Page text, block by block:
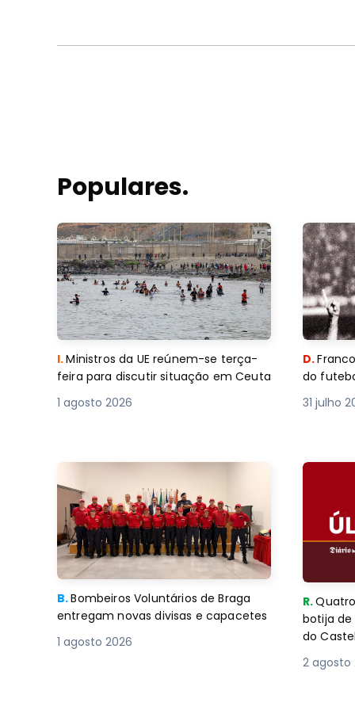
Populares.
I.Ministros da UE reúnem-se terça-
feira para discutir situação em Ceuta
1 agosto 2026
D.
do
31 julho
B.Bombeiros Voluntários de Braga
entregam novas divisas e capacetes
1 agosto 2026
R.
botija
do
2 agosto